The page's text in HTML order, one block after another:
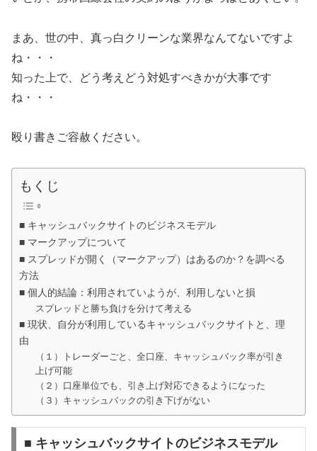
まあ、世の中、真っ白クリーンな業界なんてないですよ
ね・・・
知った上で、どう考えどう対処すべきかが大事です
ね・・・
殴り書きご容赦ください。
もくじ
■ キャッシュバックサイトのビジネスモデル
■ マークアップについて
■ スプレッドが開く（マークアップ）はあるのか？を調べる
方法
■ 個人的結論：利用されていようが、利用しないと損
スプレッドと勝ち負けを分けて考える
■ 現状、自分が利用しているキャッシュバックサイトと、理
由
（１）トレーダーごと、全口座、キャッシュバック率が引き
上げ可能
（２）口座単位でも、引き上げ対応できるようになった
（３）キャッシュバックの引き下げがない
■ キャッシュバックサイトのビジネスモデル